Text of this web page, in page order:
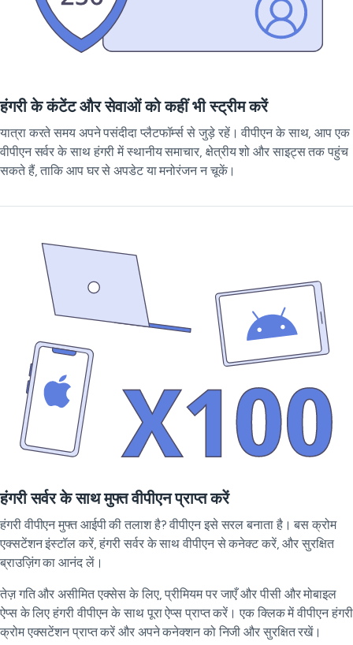
हंगरी के कंटेंट और सेवाओं को कहीं भी स्ट्रीम करें
यात्रा करते समय अपने पसंदीदा प्लैटफॉर्म्स से जुड़े रहें। वीपीएन के साथ, आप एक
वीपीएन सर्वर के साथ हंगरी में स्थानीय समाचार, क्षेत्रीय शो और साइट्स तक पहुंच
सकते हैं, ताकि आप घर से अपडेट या मनोरंजन न चूकें।
हंगरी सर्वर के साथ मुफ्त वीपीएन प्राप्त करें
हंगरी वीपीएन मुफ्त आईपी की तलाश है? वीपीएन इसे सरल बनाता है। बस क्रोम
एक्सटेंशन इंस्टॉल करें, हंगरी सर्वर के साथ वीपीएन से कनेक्ट करें, और सुरक्षित
ब्राउज़िंग का आनंद लें।
तेज़ गति और असीमित एक्सेस के लिए, प्रीमियम पर जाएँ और पीसी और मोबाइल
ऐप्स के लिए हंगरी वीपीएन के साथ पूरा ऐप्स प्राप्त करें। एक क्लिक में वीपीएन हंगरी
क्रोम एक्सटेंशन प्राप्त करें और अपने कनेक्शन को निजी और सुरक्षित रखें।